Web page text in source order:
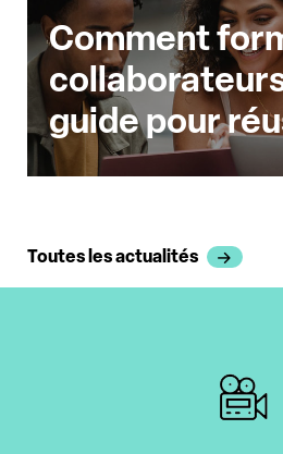
Comment
guide pour
Toutes les actualités